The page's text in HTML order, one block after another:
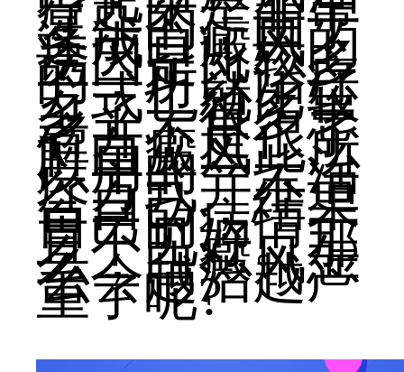
复杂的，由于
造成白癜风的
诱因是比较多
的，所以治疗
方式也就比较
多了，很多患
者并不是很了
解白癜风，所
以用的一些治
疗方式并不适
合自己，结果
自己的病情一
直不见好。那
么，白癜风怎
么会越治越严
重了呢?